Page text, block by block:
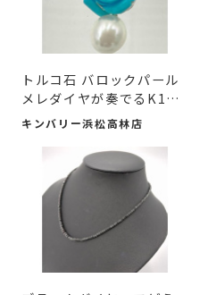
トルコ石 バロックパール
メレダイヤが奏でるK18
ホ...
キンバリー浜松高林店